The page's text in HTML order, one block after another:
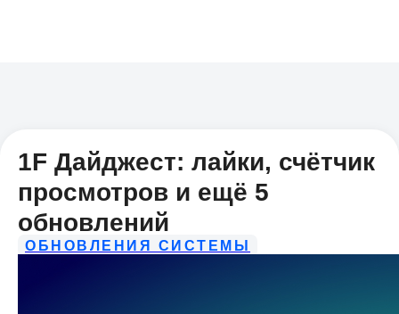
1F Дайджест: лайки, счётчик
просмотров и ещё 5
обновлений
ОБНОВЛЕНИЯ СИСТЕМЫ